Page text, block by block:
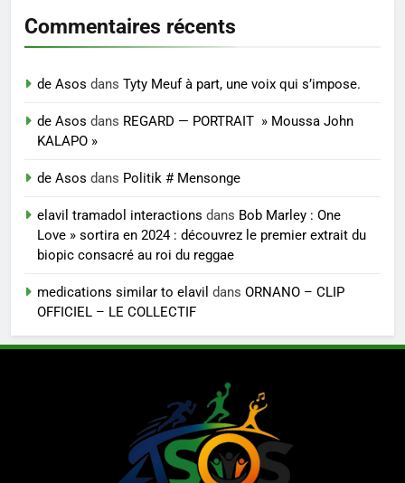
Commentaires récents
de Asos dans Tyty Meuf à part, une voix qui s’impose.
de Asos dans REGARD — PORTRAIT » Moussa John
KALAPO »
de Asos dans Politik # Mensonge
elavil tramadol interactions dans Bob Marley : One
Love » sortira en 2024 : découvrez le premier extrait du
biopic consacré au roi du reggae
medications similar to elavil dans ORNANO – CLIP
OFFICIEL – LE COLLECTIF